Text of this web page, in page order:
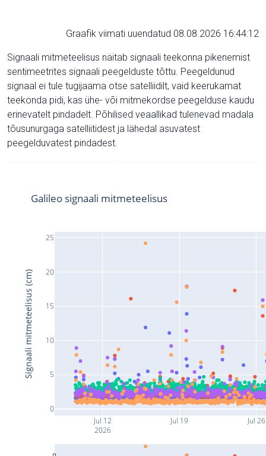
Graafik viimati uuendatud 08.08.2026 16:44:12
Signaali mitmeteelisus näitab signaali teekonna pikenemist
sentimeetrites signaali peegelduste tõttu. Peegeldunud
signaal ei tule tugijaama otse satelliidilt, vaid keerukamat
teekonda pidi, kas ühe- või mitmekordse peegelduse kaudu
erinevatelt pindadelt. Põhilised veaallikad tulenevad madala
tõusunurgaga satelliitidest ja lähedal asuvatest
peegelduvatest pindadest.
Jul 12
2026
Jul 19 Jul 26
0
5
10
15
20
25
Galileo signaali mitmeteelisus
Signaali mitmeteelisus (cm)